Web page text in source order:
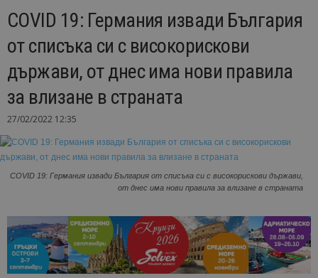
COVID 19: Германия извади България
от списъка си с високорискови
държави, от днес има нови правила
за влизане в страната
27/02/2022 12:35
COVID 19: Германия извади България от списъка си с високорискови държави,
от днес има нови правила за влизане в страната